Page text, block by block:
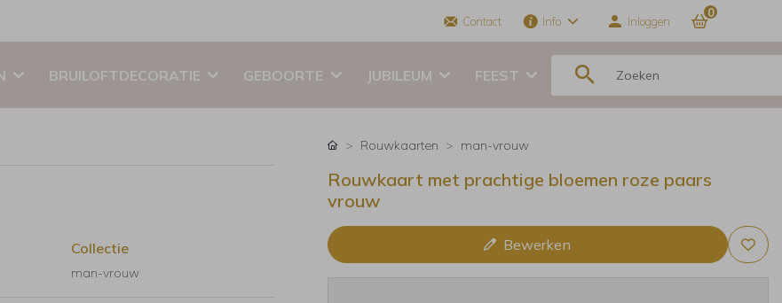
Contact Info Inloggen
0
BRUILOFTDECORATIE GEBOORTE JUBILEUM FEEST
Collectie
man-vrouw
Rouwkaarten man-vrouw
Rouwkaart met prachtige bloemen roze paars
vrouw
Bewerken